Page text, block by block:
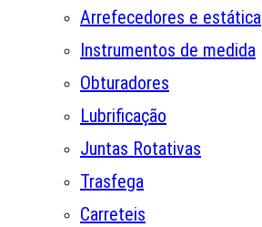
Arrefecedores e estática
Instrumentos de medida
Obturadores
Lubrificação
Juntas Rotativas
Trasfega
Carreteis